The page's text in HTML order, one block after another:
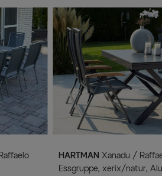
HARTMAN
Essgruppe, xerix/natur,